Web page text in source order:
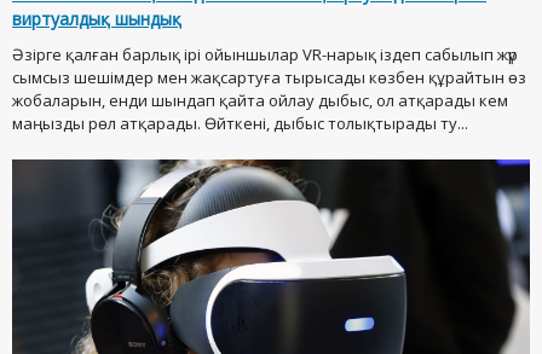
виртуалдық шындық
Әзірге қалған барлық ірі ойыншылар VR-нарық іздеп сабылып жүр
сымсыз шешімдер мен жақсартуға тырысады көзбен құрайтын өз
жобаларын, енди шындап қайта ойлау дыбыс, ол атқарады кем
маңызды рөл атқарады. Өйткені, дыбыс толықтырады ту...